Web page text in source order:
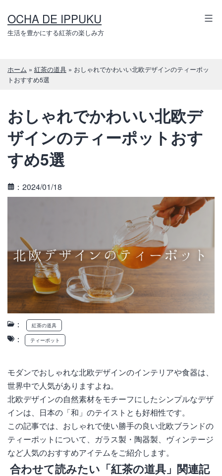
OCHA DE IPPUKU
生活を豊かにする紅茶の楽しみ方
ホーム » 紅茶の道具 » おしゃれでかわいい北欧デザインのティーポッ
トおすすめ5選
おしゃれでかわいい北欧デ
ザインのティーポットおす
すめ5選
：2024/01/18
： 紅茶の道具
： ティーポット
モダンでおしゃれな北欧デザインのインテリアや食器は、
世界中で人気がありますよね。
北欧デザインの自然素材をモチーフにしたシンプルなデザ
インは、日本の「和」のテイストとも好相性です。
この記事では、おしゃれで使い勝手の良い北欧ブランドの
ティーポットについて、ガラス製・陶器製、ヴィンテージ
など人気のおすすめアイテムをご紹介します。
合わせて読みたい「紅茶の道具」関連記